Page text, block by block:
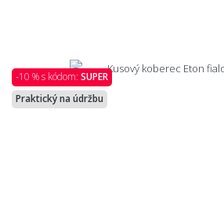
-10 % s kódom: SUPER
Praktický na údržbu